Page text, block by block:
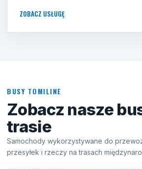
ZOBACZ USŁUGĘ
BUSY TOMILINE
Zobacz nasze
trasie
Samochody wykorzystywane do
przesyłek i rzeczy na trasach